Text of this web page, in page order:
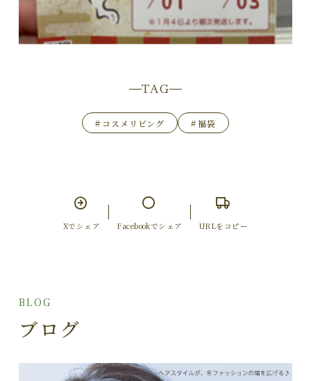
TAG
# コスメリビング #福袋
Xでシェア Facebookでシェア URLをコピー
BLOG
ブログ